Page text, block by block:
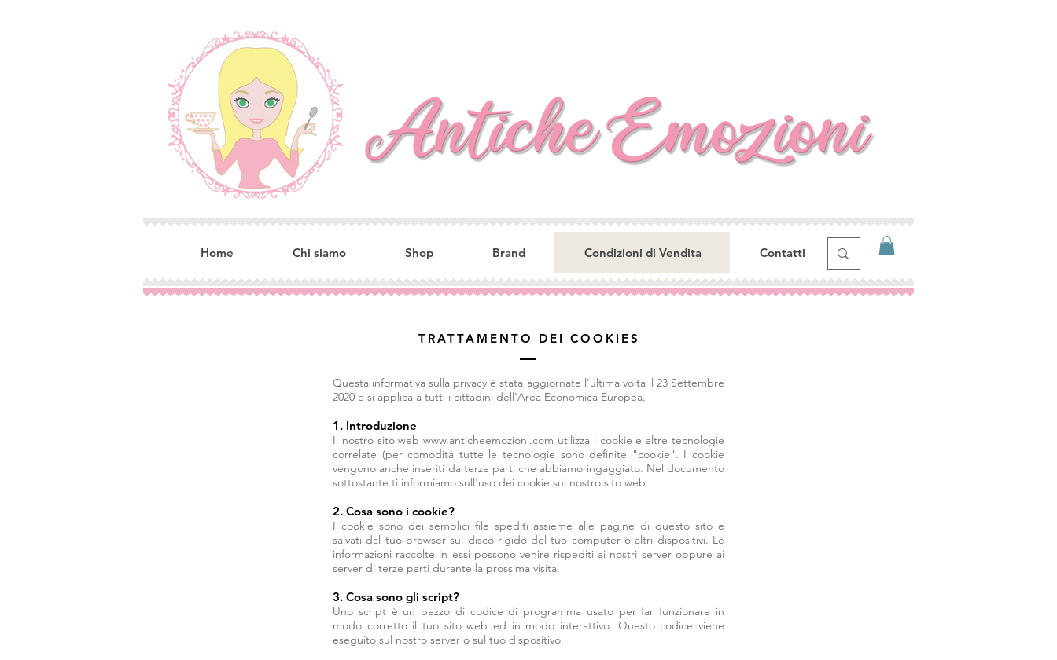
Home Chi siamo Shop Brand Condizioni di Vendita Contatti
TRATTAMENTO DEI COOKIES
Questa informativa sulla privacy è stata aggiornate l'ultima volta il 23 Settembre
2020 e si applica a tutti i cittadini dell'Area Economica Europea.
1. Introduzione
Il nostro sito webwww.anticheemozioni.com utilizza i cookie e altre tecnologie
correlate (per comodità tutte le tecnologie sono definite "cookie". I cookie
vengono anche inseriti da terze parti che abbiamo ingaggiato. Nel documento
sottostante ti informiamo sull'uso dei cookie sul nostro sito web.
2. Cosa sono i cookie?
I cookie sono dei semplici file spediti assieme alle pagine di questo sito e
salvati dal tuo browser sul disco rigido del tuo computer o altri dispositivi. Le
informazioni raccolte in essi possono venire rispediti ai nostri server oppure ai
server di terze parti durante la prossima visita.
3. Cosa sono gli script?
Uno script è un pezzo di codice di programma usato per far funzionare in
modo corretto il tuo sito web ed in modo interattivo. Questo codice viene
eseguito sul nostro server o sul tuo dispositivo.